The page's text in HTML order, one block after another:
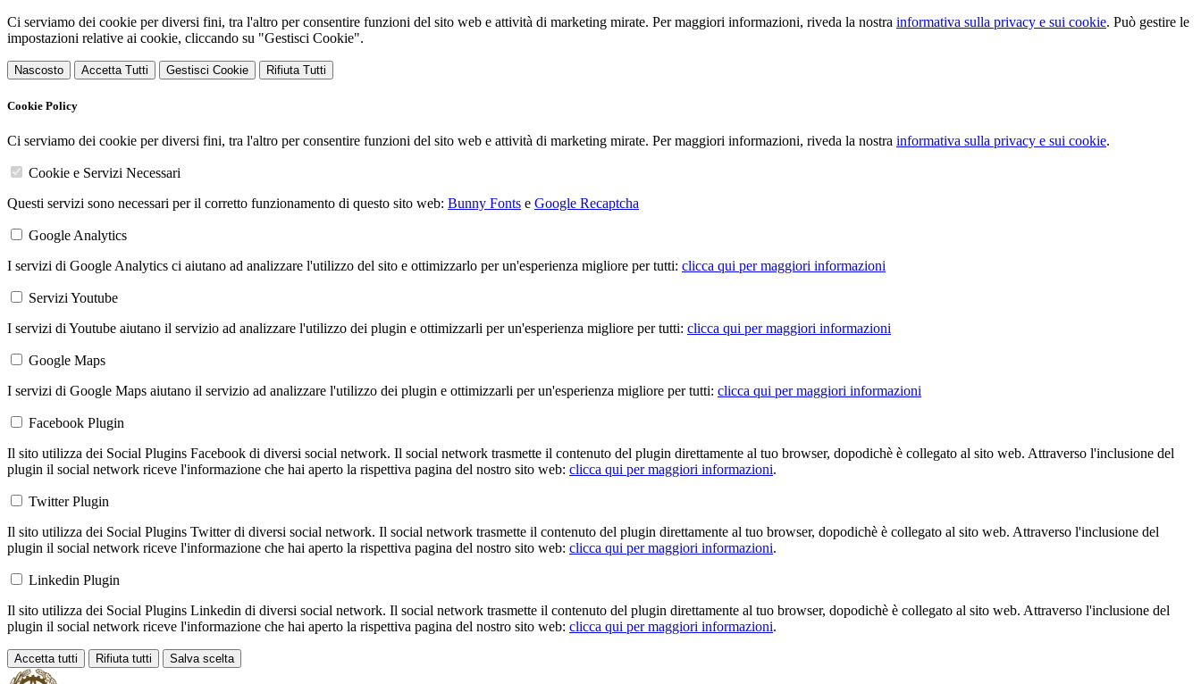
Ci serviamo dei cookie per diversi fini, tra l'altro per consentire funzioni del sito web e attività di marketing mirate. Per maggiori informazioni, riveda la nostra informativa sulla privacy e sui cookie. Può gestire le
impostazioni relative ai cookie, cliccando su "Gestisci Cookie".
Nascosto Accetta Tutti Gestisci Cookie Rifiuta Tutti
Cookie Policy
Ci serviamo dei cookie per diversi fini, tra l'altro per consentire funzioni del sito web e attività di marketing mirate. Per maggiori informazioni, riveda la nostra informativa sulla privacy e sui cookie.
Cookie e Servizi Necessari
Questi servizi sono necessari per il corretto funzionamento di questo sito web: Bunny Fonts e Google Recaptcha
Google Analytics
I servizi di Google Analytics ci aiutano ad analizzare l'utilizzo del sito e ottimizzarlo per un'esperienza migliore per tutti: clicca qui per maggiori informazioni
Servizi Youtube
I servizi di Youtube aiutano il servizio ad analizzare l'utilizzo dei plugin e ottimizzarli per un'esperienza migliore per tutti: clicca qui per maggiori informazioni
Google Maps
I servizi di Google Maps aiutano il servizio ad analizzare l'utilizzo dei plugin e ottimizzarli per un'esperienza migliore per tutti: clicca qui per maggiori informazioni
Facebook Plugin
Il sito utilizza dei Social Plugins Facebook di diversi social network. Il social network trasmette il contenuto del plugin direttamente al tuo browser, dopodichè è collegato al sito web. Attraverso l'inclusione del
plugin il social network riceve l'informazione che hai aperto la rispettiva pagina del nostro sito web: clicca qui per maggiori informazioni.
Twitter Plugin
Il sito utilizza dei Social Plugins Twitter di diversi social network. Il social network trasmette il contenuto del plugin direttamente al tuo browser, dopodichè è collegato al sito web. Attraverso l'inclusione del
plugin il social network riceve l'informazione che hai aperto la rispettiva pagina del nostro sito web: clicca qui per maggiori informazioni.
Linkedin Plugin
Il sito utilizza dei Social Plugins Linkedin di diversi social network. Il social network trasmette il contenuto del plugin direttamente al tuo browser, dopodichè è collegato al sito web. Attraverso l'inclusione del
plugin il social network riceve l'informazione che hai aperto la rispettiva pagina del nostro sito web: clicca qui per maggiori informazioni.
Accetta tutti Rifiuta tutti Salva scelta
Loading...